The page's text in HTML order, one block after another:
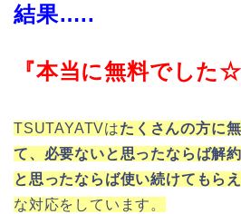
結果…..
『本当に無料でした☆
TSUTAYATVはたくさんの方に
て、必要ないと思ったならば解
と思ったならば使い続けてもら
な対応をしています。